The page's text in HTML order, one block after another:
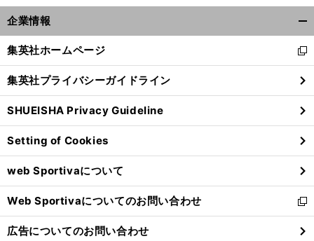
企業情報
閉
る
集英社ホームページ
新
し
い
ウ
ィ
ン
ド
ウ
で
開
く
集英社プライバシーガイドライン
SHUEISHA Privacy Guideline
Setting of Cookies
web Sportivaについて
Web Sportivaについてのお問い合わせ
新
し
い
広告についてのお問い合わせ